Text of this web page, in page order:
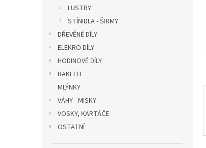
LUSTRY
STÍNIDLA - ŠIRMY
DŘEVĚNÉ DÍLY
ELEKRO DÍLY
HODINOVÉ DÍLY
BAKELIT
MLÝNKY
VÁHY - MISKY
VOSKY, KARTÁČE
OSTATNÍ